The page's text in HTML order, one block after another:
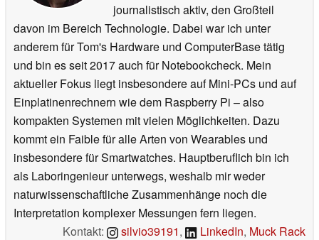
journalistisch aktiv, den Großteil
davon im Bereich Technologie. Dabei war ich unter
anderem für Tom's Hardware und ComputerBase tätig
und bin es seit 2017 auch für Notebookcheck. Mein
aktueller Fokus liegt insbesondere auf Mini-PCs und auf
Einplatinenrechnern wie dem Raspberry Pi – also
kompakten Systemen mit vielen Möglichkeiten. Dazu
kommt ein Faible für alle Arten von Wearables und
insbesondere für Smartwatches. Hauptberuflich bin ich
als Laboringenieur unterwegs, weshalb mir weder
naturwissenschaftliche Zusammenhänge noch die
Interpretation komplexer Messungen fern liegen.
Kontakt:
silvio39191, LinkedIn, Muck Rack